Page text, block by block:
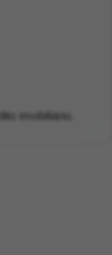
imobiliário.